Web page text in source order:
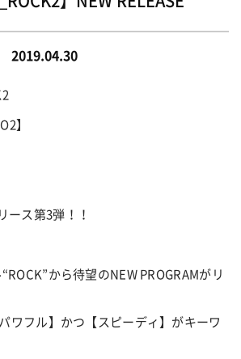
2019.04.30
】
ース第3弾！！
から待望のNEW PROGRAMがリ
ワフル】かつ【スピーディ】がキーワ